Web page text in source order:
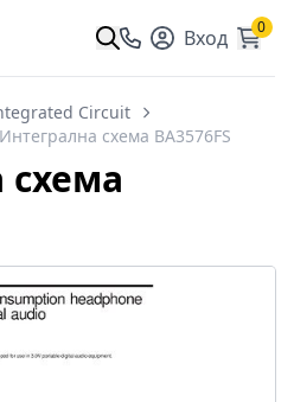
Вход 0
Circuit
Интегрална схема BA3576FS
схема